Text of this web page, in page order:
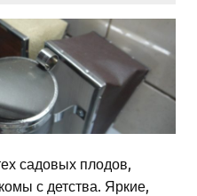
садовых плодов,
с детства. Яркие,